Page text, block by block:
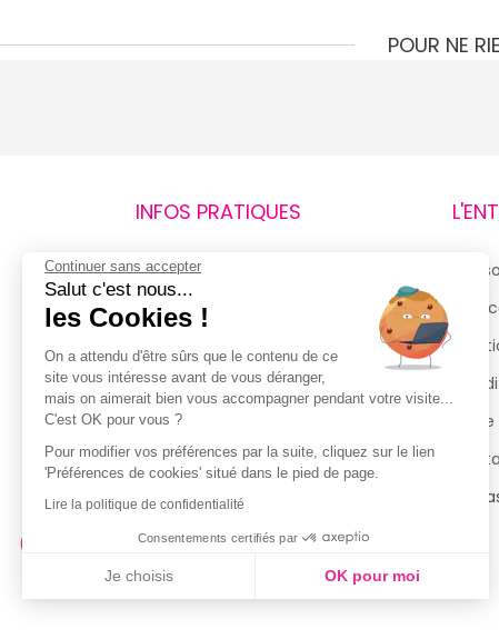
POUR NE
INFOS PRATIQUES
Retours et remboursements
Suivi de commande
Livraisons
Guide des tailles
Politique de confidentialité
Conditions générales d’utilisation
de la Carte de Fidélité
Qui
Continuer sans accepter
Salut c'est nous...
les Cookies !
On a attendu d'être sûrs que le contenu de ce
site vous intéresse avant de vous déranger,
mais on aimerait bien vous accompagner pendant votre visite...
C'est OK pour vous ?
Pour modifier vos préférences par la suite, cliquez sur le lien
'Préférences de cookies' situé dans le pied de page.
Lire la politique de confidentialité
Consentements certifiés par
Je choisis OK pour moi